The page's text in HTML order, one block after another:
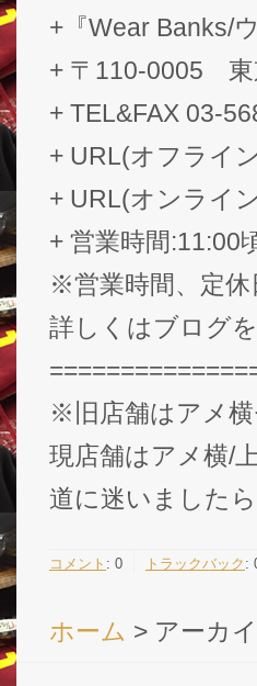
+『Wear Banks/
+ 〒110-0005
+ TEL&FAX 03-
+ URL(オフライ
+ URL(オンライ
+ 営業時間:11:00
※営業時間、定休
詳しくはブログ
※旧店舗はアメ
現店舗はアメ横/
道に迷いました
コメント : 0 トラックバック :
ホーム > アーカ